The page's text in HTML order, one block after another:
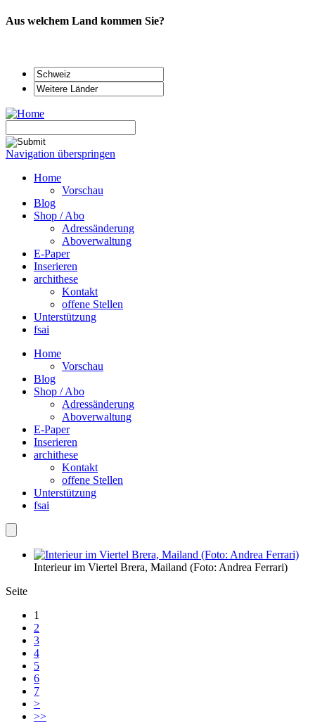
Aus welchem Land kommen Sie?
Navigation überspringen
Home
Vorschau
Blog
Shop / Abo
Adressänderung
Aboverwaltung
E-Paper
Inserieren
archithese
Kontakt
offene Stellen
Unterstützung
fsai
Home
Vorschau
Blog
Shop / Abo
Adressänderung
Aboverwaltung
E-Paper
Inserieren
archithese
Kontakt
offene Stellen
Unterstützung
fsai
Interieur im Viertel Brera, Mailand (Foto: Andrea Ferrari)
Seite
1
2
3
4
5
6
7
>
>>